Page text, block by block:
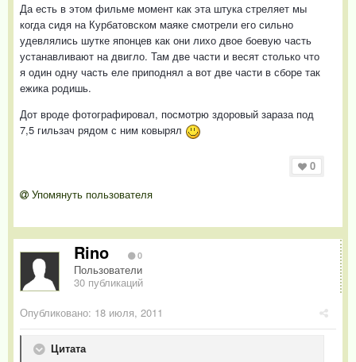
Да есть в этом фильме момент как эта штука стреляет мы
когда сидя на Курбатовском маяке смотрели его сильно
удевлялись шутке японцев как они лихо двое боевую часть
устанавливают на двигло. Там две части и весят столько что
я один одну часть еле приподнял а вот две части в сборе так
ежика родишь.
Дот вроде фотографировал, посмотрю здоровый зараза под
7,5 гильзач рядом с ним ковырял
0
Упомянуть пользователя
Rino 0
Пользователи
30 публикаций
Опубликовано: 18 июля, 2011
Цитата